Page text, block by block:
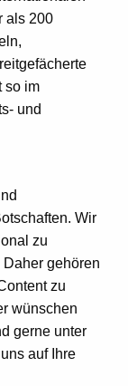
als 200
so im
und
Wir
zu
gehören
zu
wünschen
gerne unter
auf Ihre